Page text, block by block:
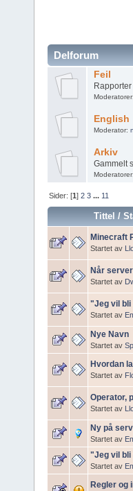
Delforum
Feil
Moderatorer:
English
Moderator:
Arkiv
Gammelt
Moderatorer:
Sider: [1]2 3 ... 11
Tittel /
Minecraft
Startet av
Når
Startet av
"Jeg vil bli
Startet av
Nye Navn
Startet av
Hvordan
Startet av
Operator,
Startet av
Ny på
Startet av
"Jeg vil bli
Startet av
Regler og